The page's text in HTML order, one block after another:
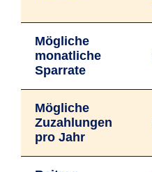
Mögliche
monatliche
Sparrate
Mögliche
Zuzahlungen
pro Jahr